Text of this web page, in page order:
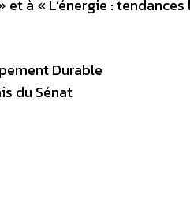
et à « L’énergie :
Durable
du Sénat